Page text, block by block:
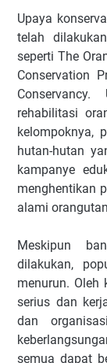
Upaya
telah
seperti The
Conservation
rehabilitasi
kelompoknya,
hutan-hutan
kampanye
menghentikan
alami
Meskipun
dilakukan,
menurun. Oleh
serius dan
dan
semua dapat